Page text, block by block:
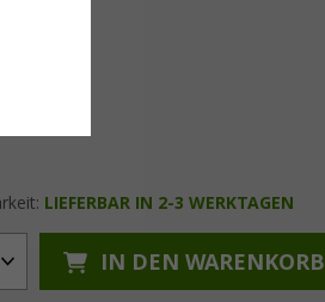
LIEFERBAR IN 2-3 WERKTAGEN
IN DEN WARENKORB